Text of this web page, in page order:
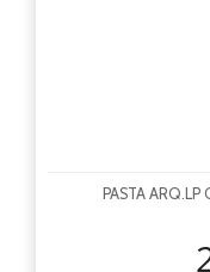
PASTA ARQ.LP